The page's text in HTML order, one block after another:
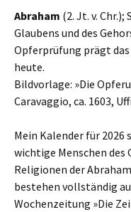
Abraham (2. Jt. v.
Glaubens und des
Opferprüfung prägt das
heute.
Bildvorlage: »Die
Caravaggio, ca. 1603,
Mein Kalender für
wichtige Menschen des
Religionen der
bestehen vollständig
Wochenzeitung »Die